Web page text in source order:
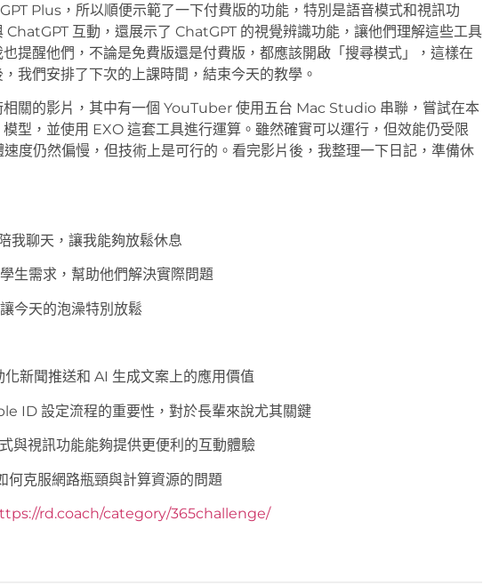
Plus，所以順便示範了一下付費版的功能，特別是語音模式和視訊功
ChatGPT 互動，還展示了 ChatGPT 的視覺辨識功能，讓他們理解這些工具
提醒他們，不論是免費版還是付費版，都應該開啟「搜尋模式」，這樣在
我們安排了下次的上課時間，結束今天的教學。
相關的影片，其中有一個 YouTuber 使用五台 Mac Studio 串聯，嘗試在本
型，並使用 EXO 這套工具進行運算。雖然確實可以運行，但效能仍受限
度仍然偏慢，但技術上是可行的。看完影片後，我整理一下日記，準備休
我聊天，讓我能夠放鬆休息
生需求，幫助他們解決實際問題
今天的泡澡特別放鬆
新聞推送和 AI 生成文案上的應用價值
ID 設定流程的重要性，對於長輩來說尤其關鍵
與視訊功能能夠提供更便利的互動體驗
何克服網路瓶頸與計算資源的問題
rd.coach/category/365challenge/